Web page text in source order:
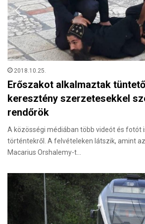
2018.10.25.
Erőszakot alkalmaztak
keresztény szerzetesekkel
rendőrök
A közösségi médiában több videót és fotót
történtekről. A felvételeken látszik, amint
Macarius Orshalemy-t…